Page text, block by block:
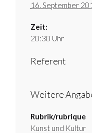
16. September
Zeit:
20:30 Uhr
Referent
Weitere
Rubrik/rubrique
Kunst und Kultur